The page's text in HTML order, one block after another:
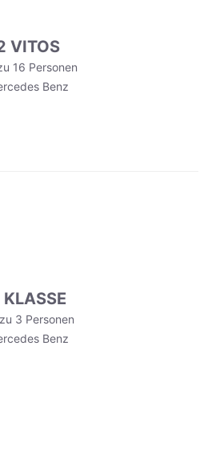
VITOS
16 Personen
Benz
KLASSE
3 Personen
Benz